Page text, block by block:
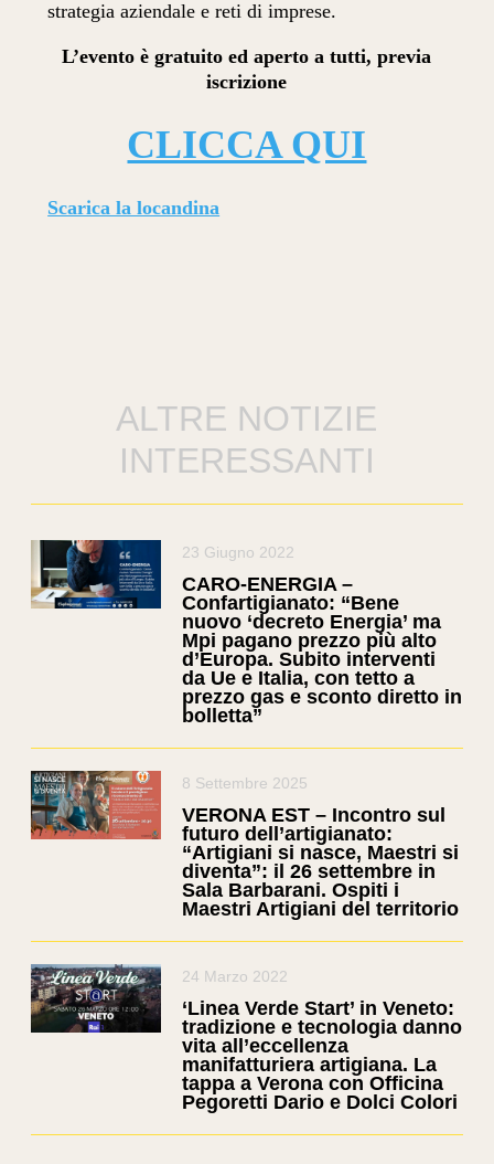
strategia aziendale e reti di imprese.
L’evento è gratuito ed aperto a tutti, previa
iscrizione
CLICCA QUI
Scarica la locandina
ALTRE NOTIZIE
INTERESSANTI
23 Giugno 2022
CARO-ENERGIA –
Confartigianato: “Bene
nuovo ‘decreto Energia’ ma
Mpi pagano prezzo più alto
d’Europa. Subito interventi
da Ue e Italia, con tetto a
prezzo gas e sconto diretto in
bolletta”
8 Settembre 2025
VERONA EST – Incontro sul
futuro dell’artigianato:
“Artigiani si nasce, Maestri si
diventa”: il 26 settembre in
Sala Barbarani. Ospiti i
Maestri Artigiani del territorio
24 Marzo 2022
‘Linea Verde Start’ in Veneto:
tradizione e tecnologia danno
vita all’eccellenza
manifatturiera artigiana. La
tappa a Verona con Officina
Pegoretti Dario e Dolci Colori